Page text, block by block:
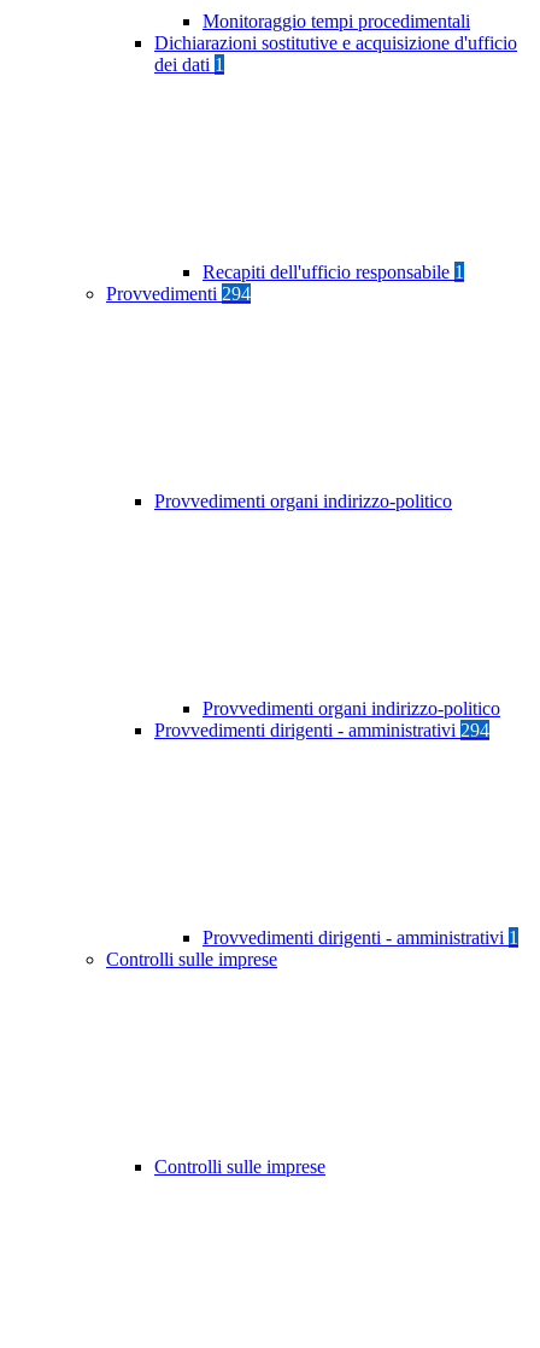
Monitoraggio tempi procedimentali
Dichiarazioni sostitutive e acquisizione d'ufficio
dei dati 1
Recapiti dell'ufficio responsabile 1
Provvedimenti 294
Provvedimenti organi indirizzo-politico
Provvedimenti organi indirizzo-politico
Provvedimenti dirigenti - amministrativi 294
Provvedimenti dirigenti - amministrativi 1
Controlli sulle imprese
Controlli sulle imprese